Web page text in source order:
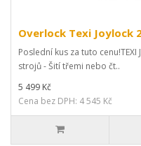
Overlock Texi Joylock
Poslední kus za tuto cenu!TEXI
strojů - Šití třemi nebo čt..
5 499 Kč
Cena bez DPH: 4 545 Kč